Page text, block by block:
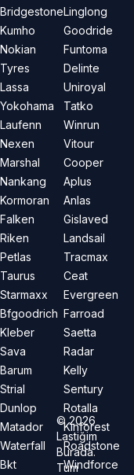
Bridgestone
Kumho
Nokian
Tyres
Lassa
Yokohama
Laufenn
Nexen
Marshal
Nankang
Kormoran
Falken
Riken
Petlas
Taurus
Starmaxx
Bfgoodrich
Kleber
Sava
Barum
Strial
Dunlop
Matador
Waterfall
Bkt
Linglong
Goodride
Funtoma
Delinte
Uniroyal
Tatko
Winrun
Vitour
Cooper
Aplus
Anlas
Gislaved
Landsail
Tracmax
Ceat
Evergreen
Farroad
Saetta
Radar
Kelly
Sentury
Rotalla
Kinforest
Roadstone
Windforce
©2026
Lastiğim
Burada.
Tüm